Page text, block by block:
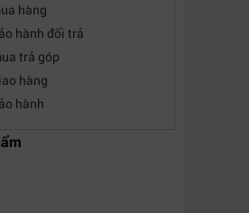
hàng
hành đổi trả
trả góp
hàng
hành